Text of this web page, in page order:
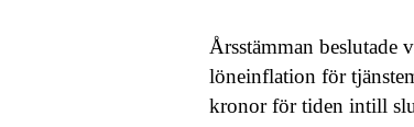
Årsstämman beslutade
löneinflation för
kronor för tiden intill